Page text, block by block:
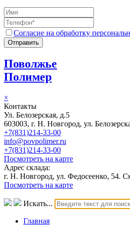
Согласие на обработку
Отправить
Поволжье
Полимер
×
Контакты
Ул. Белозерская, д.5
603003, г. Н. Новгород, ул.
+7(831)214-33-00
info@povpolimer.ru
+7(831)214-33-00
Посмотреть на карте
Адрес склада:
г. Н. Новгород, ул. Федосеенко, 54.
Посмотреть на карте
Искать...
Главная